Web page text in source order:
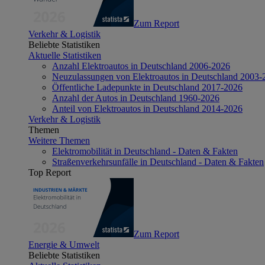
Zum Report
Verkehr & Logistik
Beliebte Statistiken
Aktuelle Statistiken
Anzahl Elektroautos in Deutschland 2006-2026
Neuzulassungen von Elektroautos in Deutschland 2003-
Öffentliche Ladepunkte in Deutschland 2017-2026
Anzahl der Autos in Deutschland 1960-2026
Anteil von Elektroautos in Deutschland 2014-2026
Verkehr & Logistik
Themen
Weitere Themen
Elektromobilität in Deutschland - Daten & Fakten
Straßenverkehrsunfälle in Deutschland - Daten & Fakten
Top Report
Zum Report
Energie & Umwelt
Beliebte Statistiken